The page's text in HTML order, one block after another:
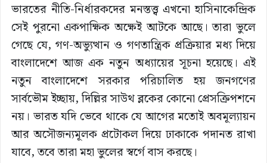
ভারতের নীতি-নির্ধারকদের মনস্তত্ত্ব এখনো হাসিনাকেন্দ্রিক
সেই পুরনো একপাক্ষিক অক্ষেই আটকে আছে। তারা ভুলে
গেছে যে, গণ-অভ্যুত্থান ও গণতান্ত্রিক প্রক্রিয়ার মধ্য দিয়ে
বাংলাদেশে আজ এক নতুন অধ্যায়ের সূচনা হয়েছে। এই
নতুন বাংলাদেশে সরকার পরিচালিত হয় জনগণের
সার্বভৌম ইচ্ছায়, দিল্লির সাউথ ব্লকের কোনো প্রেসক্রিপশনে
নয়। ভারত যদি ভেবে থাকে যে আগের মতোই অবমূল্যায়ন
আর অসৌজন্যমূলক প্রটোকল দিয়ে ঢাকাকে পদানত রাখা
যাবে, তবে তারা মহা ভুলের স্বর্গে বাস করছে।